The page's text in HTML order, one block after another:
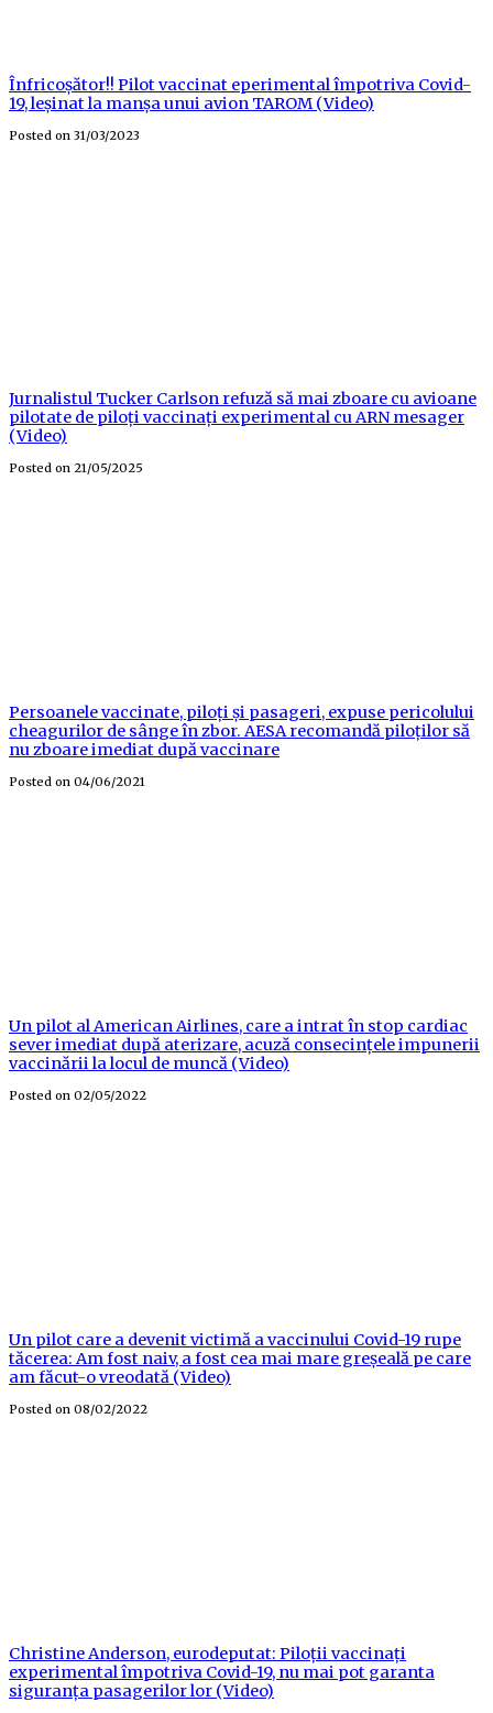
Înfricoșător!! Pilot vaccinat eperimental împotriva Covid-
19, leșinat la manșa unui avion TAROM (Video)
Posted on 31/03/2023
Jurnalistul Tucker Carlson refuză să mai zboare cu avioane
pilotate de piloți vaccinați experimental cu ARN mesager
(Video)
Posted on 21/05/2025
Persoanele vaccinate, piloți și pasageri, expuse pericolului
cheagurilor de sânge în zbor. AESA recomandă piloților să
nu zboare imediat după vaccinare
Posted on 04/06/2021
Un pilot al American Airlines, care a intrat în stop cardiac
sever imediat după aterizare, acuză consecințele impunerii
vaccinării la locul de muncă (Video)
Posted on 02/05/2022
Un pilot care a devenit victimă a vaccinului Covid-19 rupe
tăcerea: Am fost naiv, a fost cea mai mare greșeală pe care
am făcut-o vreodată (Video)
Posted on 08/02/2022
Christine Anderson, eurodeputat: Piloții vaccinați
experimental împotriva Covid-19, nu mai pot garanta
siguranța pasagerilor lor (Video)